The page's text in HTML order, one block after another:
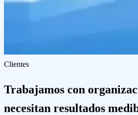
Clientes
Trabajamos con
necesitan resultados